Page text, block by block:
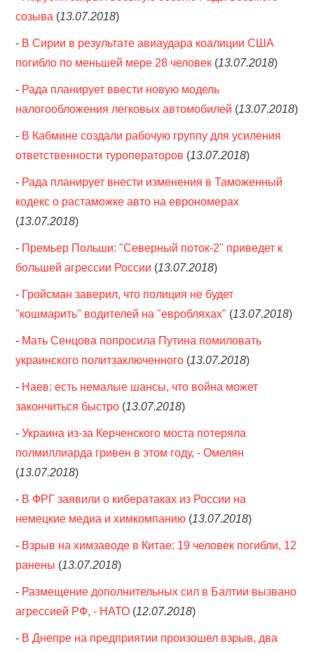
созыва (13.07.2018)
- В Сирии в результате авиаудара коалиции США
погибло по меньшей мере 28 человек (13.07.2018)
- Рада планирует ввести новую модель
налогообложения легковых автомобилей (13.07.2018)
- В Кабмине создали рабочую группу для усиления
ответственности туроператоров (13.07.2018)
- Рада планирует внести изменения в Таможенный
кодекс о растаможке авто на еврономерах
(13.07.2018)
- Премьер Польши: "Северный поток-2" приведет к
большей агрессии России (13.07.2018)
- Гройсман заверил, что полиция не будет
"кошмарить" водителей на "евробляхах" (13.07.2018)
- Мать Сенцова попросила Путина помиловать
украинского политзаключенного (13.07.2018)
- Наев: есть немалые шансы, что война может
закончиться быстро (13.07.2018)
-Украина из-за Керченского моста потеряла
полмиллиарда гривен в этом году, - Омелян
(13.07.2018)
- В ФРГ заявили о кибератаках из России на
немецкие медиа и химкомпанию (13.07.2018)
- Взрыв на химзаводе в Китае: 19 человек погибли, 12
ранены (13.07.2018)
- Размещение дополнительных сил в Балтии вызвано
агрессией РФ, - НАТО (12.07.2018)
- В Днепре на предприятии произошел взрыв, два